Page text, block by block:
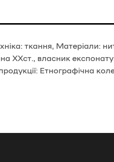
ткання, Матеріали:
ХХст., власник
Етнографічна